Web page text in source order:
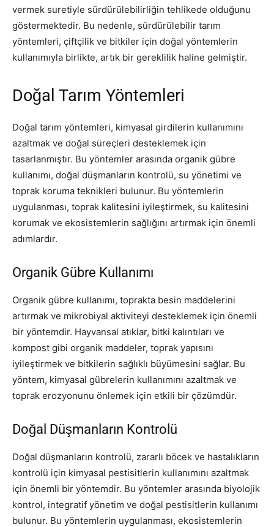
vermek suretiyle sürdürülebilirliğin tehlikede olduğunu
göstermektedir. Bu nedenle, sürdürülebilir tarım
yöntemleri, çiftçilik ve bitkiler için doğal yöntemlerin
kullanımıyla birlikte, artık bir gereklilik haline gelmiştir.
Doğal Tarım Yöntemleri
Doğal tarım yöntemleri, kimyasal girdilerin kullanımını
azaltmak ve doğal süreçleri desteklemek için
tasarlanmıştır. Bu yöntemler arasında organik gübre
kullanımı, doğal düşmanların kontrolü, su yönetimi ve
toprak koruma teknikleri bulunur. Bu yöntemlerin
uygulanması, toprak kalitesini iyileştirmek, su kalitesini
korumak ve ekosistemlerin sağlığını artırmak için önemli
adımlardır.
Organik Gübre Kullanımı
Organik gübre kullanımı, toprakta besin maddelerini
artırmak ve mikrobiyal aktiviteyi desteklemek için önemli
bir yöntemdir. Hayvansal atıklar, bitki kalıntıları ve
kompost gibi organik maddeler, toprak yapısını
iyileştirmek ve bitkilerin sağlıklı büyümesini sağlar. Bu
yöntem, kimyasal gübrelerin kullanımını azaltmak ve
toprak erozyonunu önlemek için etkili bir çözümdür.
Doğal Düşmanların Kontrolü
Doğal düşmanların kontrolü, zararlı böcek ve hastalıkların
kontrolü için kimyasal pestisitlerin kullanımını azaltmak
için önemli bir yöntemdir. Bu yöntemler arasında biyolojik
kontrol, integratif yönetim ve doğal pestisitlerin kullanımı
bulunur. Bu yöntemlerin uygulanması, ekosistemlerin